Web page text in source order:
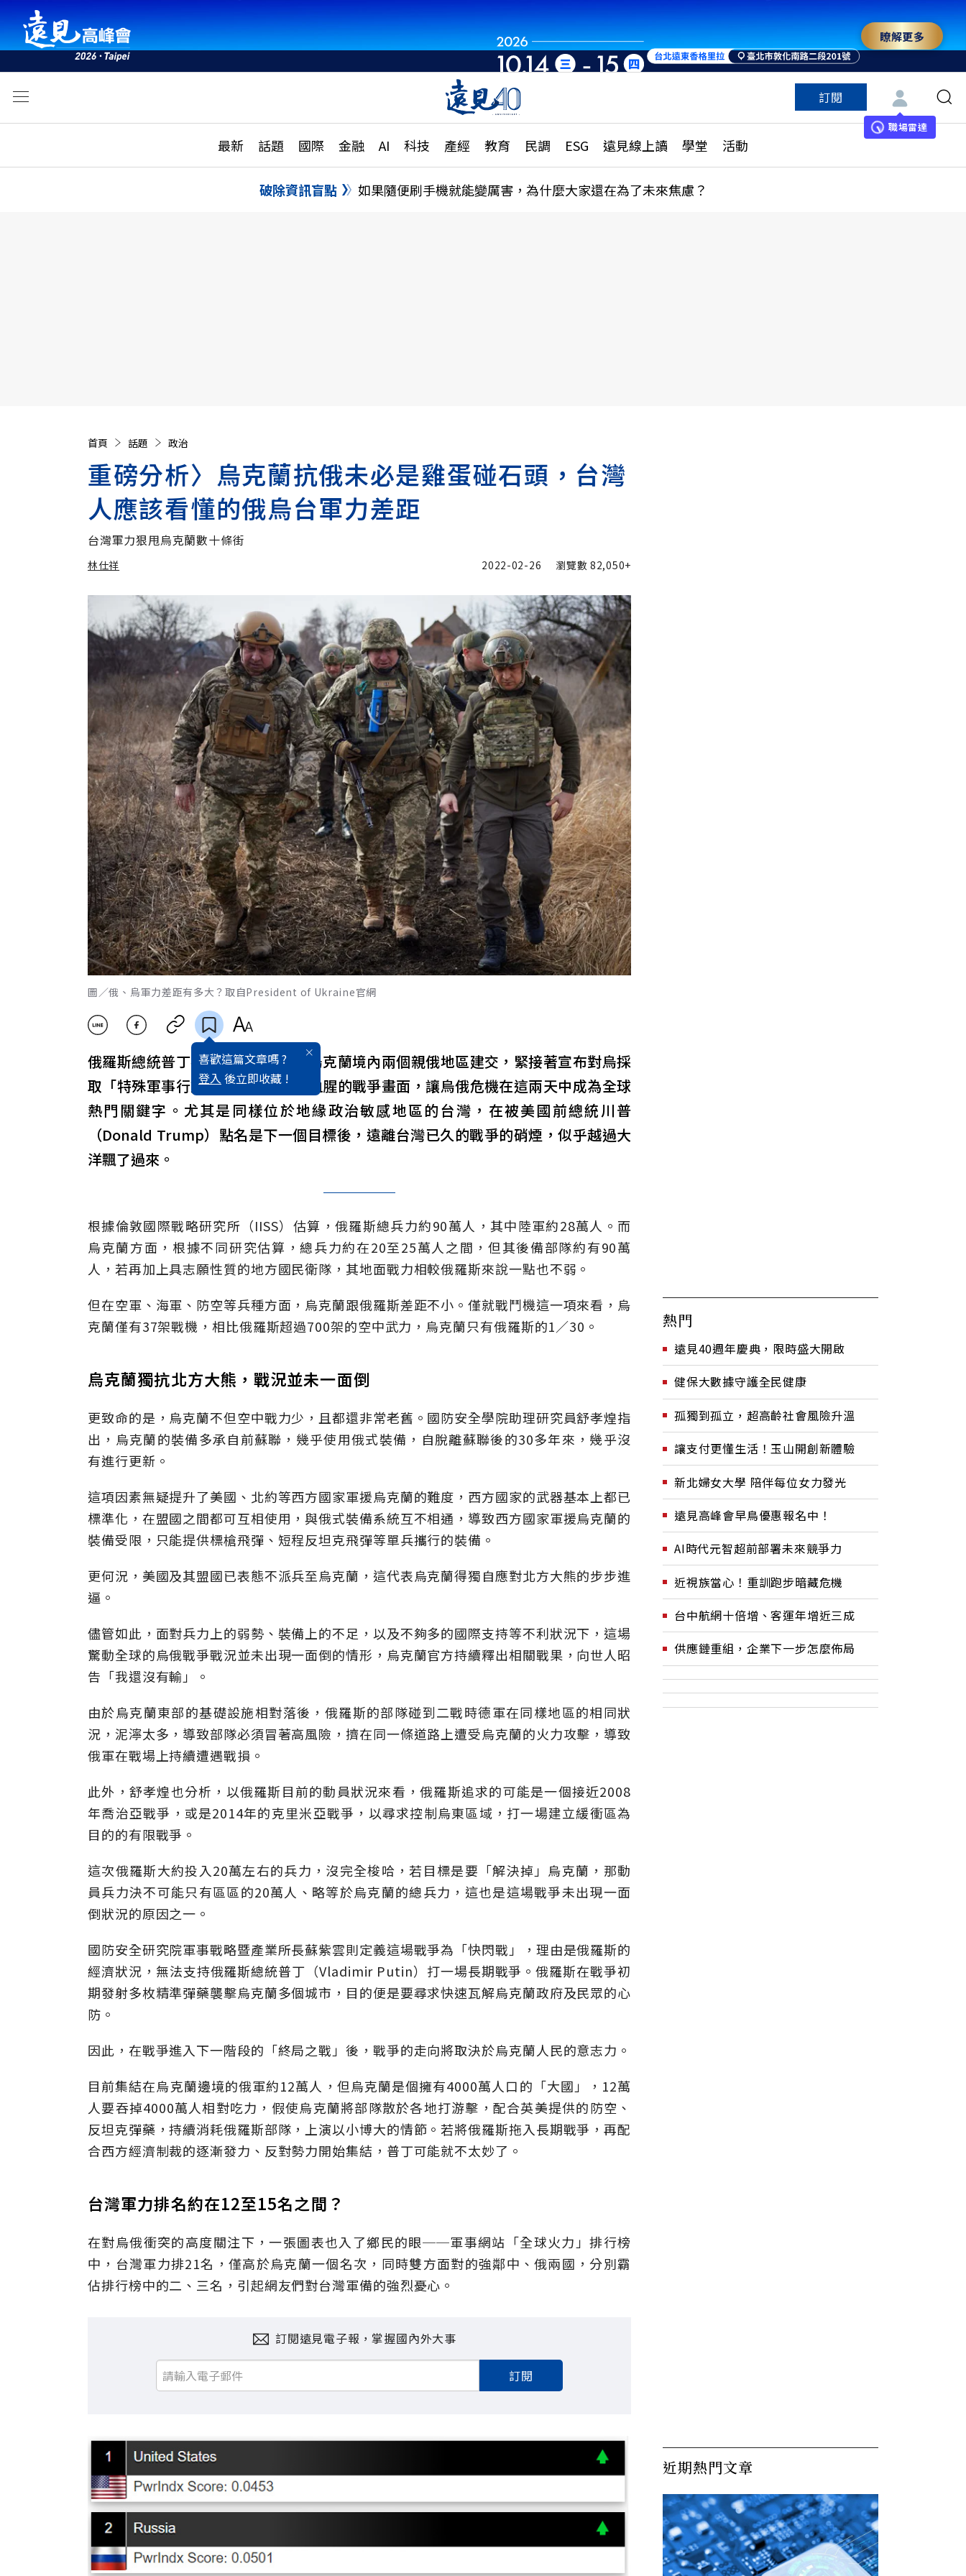
世界重組・洞見未來 與世界領袖同行
瞭解更多
訂閱
職場雷達
最新 話題 國際 金融 AI 科技 產經 教育 民調 ESG 遠見線上讀 學堂 活動
活動
話題
國際
特輯
大學升學、職涯攻略
縣市施政調查全解析
更多訂閱方案
特色頻道
破除資訊盲點 如果隨便刷手機就能變厲害，為什麼大家還在為了未來焦慮？
首頁 話題 政治
重磅分析〉烏克蘭抗俄未必是雞蛋碰石頭，台灣
人應該看懂的俄烏台軍力差距
台灣軍力狠甩烏克蘭數十條街
林仕祥
林仕祥
2022-02-26 瀏覽數82,050+
圖／俄、烏軍力差距有多大？取自President of Ukraine官網
喜歡這篇文章嗎 ?
登入 後立即收藏 !
俄羅斯總統普丁不斷出招，先是與烏克蘭境內兩個親俄地區建交，緊接著宣布對烏採
取「特殊軍事行動」，搭配一幕幕血腥的戰爭畫面，讓烏俄危機在這兩天中成為全球
熱門關鍵字。尤其是同樣位於地緣政治敏感地區的台灣，在被美國前總統川普
（Donald Trump）點名是下一個目標後，遠離台灣已久的戰爭的硝煙，似乎越過大
洋飄了過來。
根據倫敦國際戰略研究所（IISS）估算，俄羅斯總兵力約90萬人，其中陸軍約28萬人。而
烏克蘭方面，根據不同研究估算，總兵力約在20至25萬人之間，但其後備部隊約有90萬
人，若再加上具志願性質的地方國民衛隊，其地面戰力相較俄羅斯來說一點也不弱。
但在空軍、海軍、防空等兵種方面，烏克蘭跟俄羅斯差距不小。僅就戰鬥機這一項來看，烏
克蘭僅有37架戰機，相比俄羅斯超過700架的空中武力，烏克蘭只有俄羅斯的1／30。
烏克蘭獨抗北方大熊，戰況並未一面倒
更致命的是，烏克蘭不但空中戰力少，且都還非常老舊。國防安全學院助理研究員舒孝煌指
出，烏克蘭的裝備多承自前蘇聯，幾乎使用俄式裝備，自脫離蘇聯後的30多年來，幾乎沒
有進行更新。
這項因素無疑提升了美國、北約等西方國家軍援烏克蘭的難度，西方國家的武器基本上都已
標準化，在盟國之間都可互相使用，與俄式裝備系統互不相通，導致西方國家軍援烏克蘭的
裝備受限，只能提供標槍飛彈、短程反坦克飛彈等單兵攜行的裝備。
更何況，美國及其盟國已表態不派兵至烏克蘭，這代表烏克蘭得獨自應對北方大熊的步步進
逼。
儘管如此，面對兵力上的弱勢、裝備上的不足，以及不夠多的國際支持等不利狀況下，這場
驚動全球的烏俄戰爭戰況並未出現一面倒的情形，烏克蘭官方持續釋出相關戰果，向世人昭
告「我還沒有輸」。
由於烏克蘭東部的基礎設施相對落後，俄羅斯的部隊碰到二戰時德軍在同樣地區的相同狀
況，泥濘太多，導致部隊必須冒著高風險，擠在同一條道路上遭受烏克蘭的火力攻擊，導致
俄軍在戰場上持續遭遇戰損。
此外，舒孝煌也分析，以俄羅斯目前的動員狀況來看，俄羅斯追求的可能是一個接近2008
年喬治亞戰爭，或是2014年的克里米亞戰爭，以尋求控制烏東區域，打一場建立緩衝區為
目的的有限戰爭。
這次俄羅斯大約投入20萬左右的兵力，沒完全梭哈，若目標是要「解決掉」烏克蘭，那動
員兵力決不可能只有區區的20萬人、略等於烏克蘭的總兵力，這也是這場戰爭未出現一面
倒狀況的原因之一。
國防安全研究院軍事戰略暨產業所長蘇紫雲則定義這場戰爭為「快閃戰」，理由是俄羅斯的
經濟狀況，無法支持俄羅斯總統普丁（Vladimir Putin）打一場長期戰爭。俄羅斯在戰爭初
期發射多枚精準彈藥襲擊烏克蘭多個城市，目的便是要尋求快速瓦解烏克蘭政府及民眾的心
防。
因此，在戰爭進入下一階段的「終局之戰」後，戰爭的走向將取決於烏克蘭人民的意志力。
目前集結在烏克蘭邊境的俄軍約12萬人，但烏克蘭是個擁有4000萬人口的「大國」，12萬
人要吞掉4000萬人相對吃力，假使烏克蘭將部隊散於各地打游擊，配合英美提供的防空、
反坦克彈藥，持續消耗俄羅斯部隊，上演以小博大的情節。若將俄羅斯拖入長期戰爭，再配
合西方經濟制裁的逐漸發力、反對勢力開始集結，普丁可能就不太妙了。
台灣軍力排名約在12至15名之間？
在對烏俄衝突的高度關注下，一張圖表也入了鄉民的眼──軍事網站「全球火力」排行榜
中，台灣軍力排21名，僅高於烏克蘭一個名次，同時雙方面對的強鄰中、俄兩國，分別霸
佔排行榜中的二、三名，引起網友們對台灣軍備的強烈憂心。
訂閱遠見電子報，掌握國內外大事
訂閱
熱門
遠見40週年慶典，限時盛大開啟
健保大數據守護全民健康
孤獨到孤立，超高齡社會風險升溫
讓支付更懂生活！玉山開創新體驗
新北婦女大學 陪伴每位女力發光
遠見高峰會早鳥優惠報名中！
AI時代元智超前部署未來競爭力
近視族當心！重訓跑步暗藏危機
台中航網十倍增、客運年增近三成
供應鏈重組，企業下一步怎麼佈局
近期熱門文章